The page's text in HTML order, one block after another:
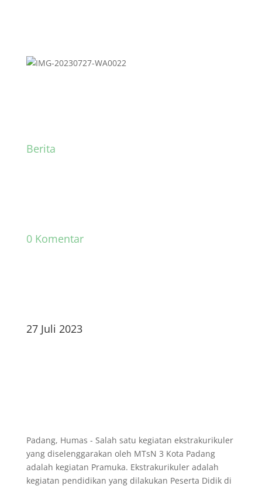
Berita
0 Komentar
27 Juli 2023
Padang, Humas - Salah satu kegiatan ekstrakurikuler
yang diselenggarakan oleh MTsN 3 Kota Padang
adalah kegiatan Pramuka. Ekstrakurikuler adalah
kegiatan pendidikan yang dilakukan Peserta Didik di